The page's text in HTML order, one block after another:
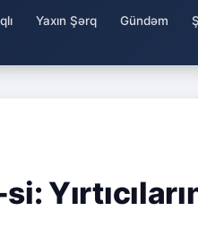
Yaxın Şərq Gündəm